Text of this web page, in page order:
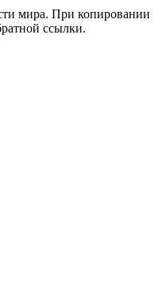
мира. При копировании
ссылки.